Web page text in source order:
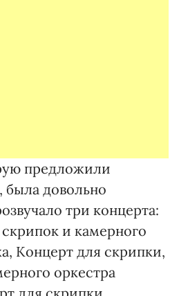
предложили
довольно
три концерта:
и камерного
Концерт для скрипки,
оркестра